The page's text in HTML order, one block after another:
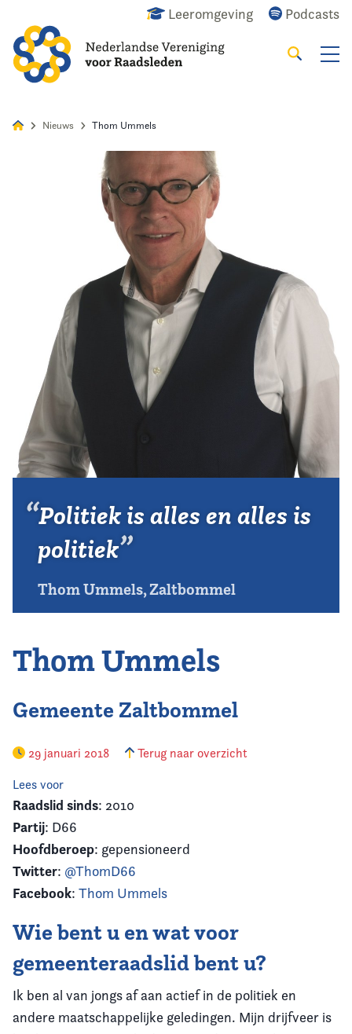
Leeromgeving Podcasts
Zoeken
Opleiding
Kennis & Informatie
Vereniging
Contact
Nieuws Thom Ummels
Politiek is alles en alles is
politiek
Thom Ummels, Zaltbommel
Thom Ummels
Gemeente Zaltbommel
29 januari 2018 Terug naar overzicht
Lees voor
Raadslid sinds: 2010
Partij: D66
Hoofdberoep: gepensioneerd
Twitter: @ThomD66
Facebook: Thom Ummels
Wie bent u en wat voor
gemeenteraadslid bent u?
Ik ben al van jongs af aan actief in de politiek en
andere maatschappelijke geledingen. Mijn drijfveer is